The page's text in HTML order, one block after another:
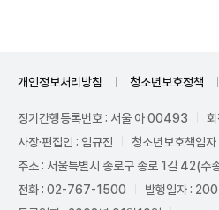
개인정보처리방침 청소년보호정책
정기간행등록번호 : 서울 아 00493
회
사장·편집인 : 임규진
청소년보호책임자
주소 : 서울특별시 종로구 종로 1길 42(
전화 : 02-767-1500
발행일자 :